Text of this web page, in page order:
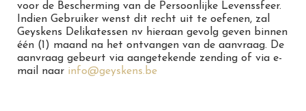
voor de Bescherming van de Persoonlijke Levenssfeer.
Indien Gebruiker wenst dit recht uit te oefenen, zal
Geyskens Delikatessen nv hieraan gevolg geven binnen
één (1) maand na het ontvangen van de aanvraag. De
aanvraag gebeurt via aangetekende zending of via e-
mail naar info@geyskens.be